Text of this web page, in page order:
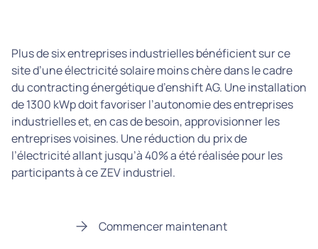
Plus de six entreprises industrielles bénéficient sur ce
site d’une électricité solaire moins chère dans le cadre
du contracting énergétique d’enshift AG. Une installation
de 1300 kWp doit favoriser l’autonomie des entreprises
industrielles et, en cas de besoin, approvisionner les
entreprises voisines. Une réduction du prix de
l’électricité allant jusqu’à 40% a été réalisée pour les
participants à ce ZEV industriel.
Commencer maintenant